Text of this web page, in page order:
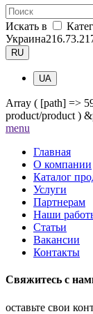
Искать в
Украина
RU
UA
Array ( [path] =>
product/product )
menu
Главная
О компании
Каталог
Услуги
Партнерам
Наши
Статьи
Вакансии
Контакты
Свяжитесь с
оставьте свои